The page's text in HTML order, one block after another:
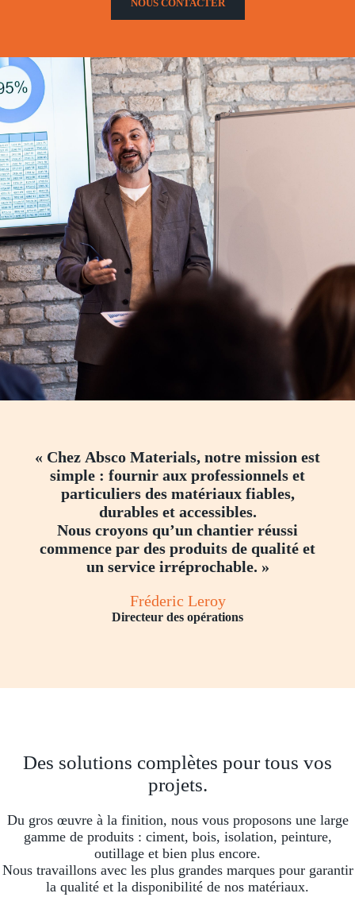
NOUS CONTACTER
« Chez Absco Materials, notre mission est
simple : fournir aux professionnels et
particuliers des matériaux fiables,
durables et accessibles.
Nous croyons qu’un chantier réussi
commence par des produits de qualité et
un service irréprochable. »
Fréderic Leroy
Directeur des opérations
Des solutions complètes pour tous vos
projets.
Du gros œuvre à la finition, nous vous proposons une large
gamme de produits : ciment, bois, isolation, peinture,
outillage et bien plus encore.
Nous travaillons avec les plus grandes marques pour garantir
la qualité et la disponibilité de nos matériaux.